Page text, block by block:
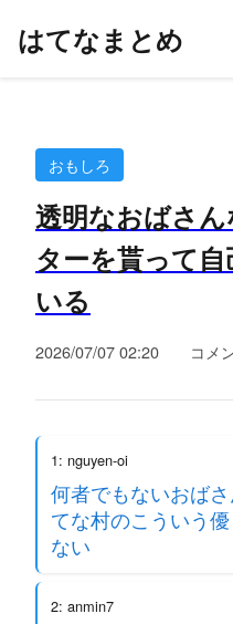
はてなまとめ
おもしろ
透明なおばさ
ターを貰って
いる
2026/07/07 02:20 コメ
1: nguyen-oi
何者でもないおば
てな村のこういう
ない
2: anmin7